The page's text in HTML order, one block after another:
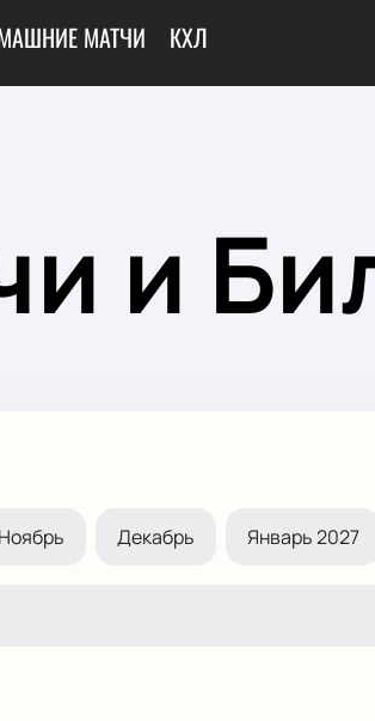
МАТЧИ КХЛ
и
Ноябрь Декабрь Январь 2027